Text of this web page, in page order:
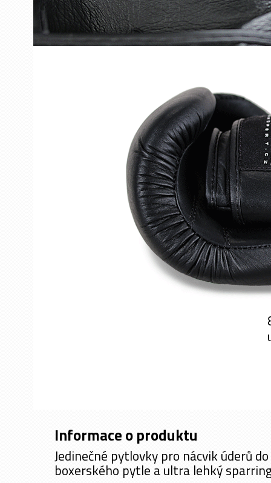
Informace o produktu
Jedinečné pytlovky pro nácvik úderů
boxerského pytle a ultra lehký